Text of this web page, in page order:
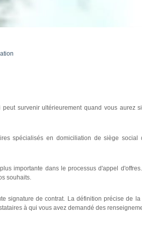
survenir ultérieurement quand vous aurez
spécialisés en domiciliation de siège
importante dans le processus d'appel
souhaits.
signature de contrat. La définition précise de
à qui vous avez demandé des